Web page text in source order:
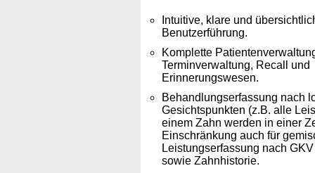
Intuitive, klare und
Benutzerführung.
Komplette
Terminverwaltung, Recall und
Erinnerungswesen.
Behandlungserfassung nach
Gesichtspunkten (z.B. alle
einem Zahn werden in einer
Einschränkung auch für
Leistungserfassung nach
sowie Zahnhistorie.